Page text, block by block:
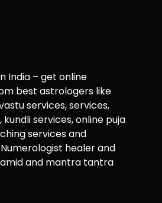
India – get online
best astrologers like
services, services,
services, online puja
services and
healer and
and mantra tantra